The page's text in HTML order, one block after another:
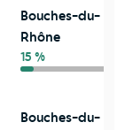
Bouches-du-
Rhône
15 %
Bouches-du-